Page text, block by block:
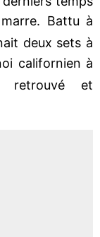
Battu à
deux sets à
californien à
et